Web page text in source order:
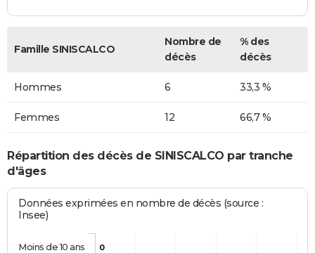
Famille SINISCALCO
Nombre de
décès
% des
décès
Hommes 6 33,3 %
Femmes 12 66,7 %
Répartition des décès de SINISCALCO par tranche
d'âges
Données exprimées en nombre de décès (source :
Insee)
0
Moins de 10 ans